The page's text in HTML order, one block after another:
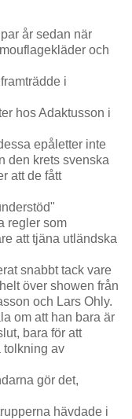
år sedan när
och
i
hos Adaktusson i
epåletter inte
den krets svenska
att de fått
regler som
att tjäna utländska
snabbt tack vare
över showen från
och Lars Ohly.
om att han bara är
bara för att
tolkning av
gör det,
hävdade i